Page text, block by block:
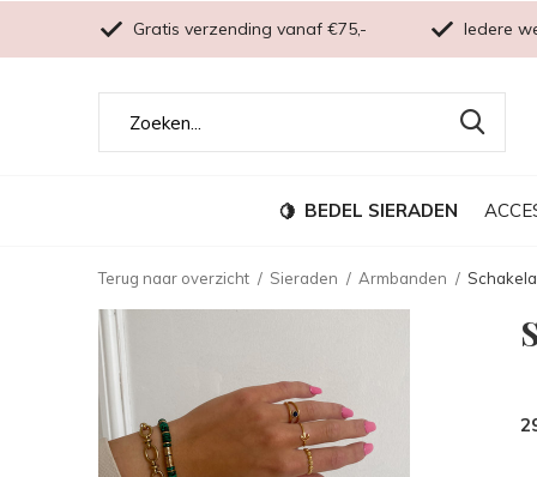
BEDEL SIERADEN
Gratis verzending vanaf €75,- Iedere
Terug naar overzicht Sieraden Armbanden